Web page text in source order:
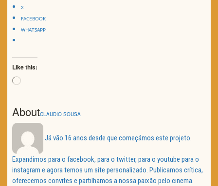
X
FACEBOOK
WHATSAPP
Like this:
Loading…
AboutCLAUDIO SOUSA
Já vão 16 anos desde que começámos este projeto.
Expandimos para o facebook, para o twitter, para o youtube para o
instagram e agora temos um site personalizado. Publicamos crítica,
oferecemos convites e partilhamos a nossa paixão pelo cinema.